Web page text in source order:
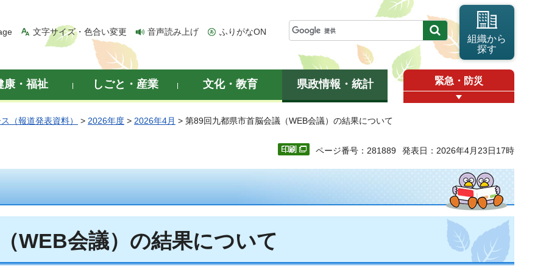
文字サイズ・色合い変更 音声読み上げ ふりがなON
組織から
探す
康・福祉 しごと・産業 文化・教育 県政情報・統計 緊急・防災
（報道発表資料） > 2026年度 > 2026年4月 > 第89回九都県市首脳会議（WEB会議）の結果について
ページ番号：281889 発表日：2026年4月23日17時
WEB会議）の結果について